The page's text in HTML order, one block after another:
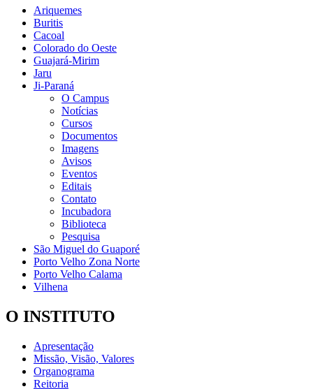
Ariquemes
Buritis
Cacoal
Colorado do Oeste
Guajará-Mirim
Jaru
Ji-Paraná
O Campus
Notícias
Cursos
Documentos
Imagens
Avisos
Eventos
Editais
Contato
Incubadora
Biblioteca
Pesquisa
São Miguel do Guaporé
Porto Velho Zona Norte
Porto Velho Calama
Vilhena
O INSTITUTO
Apresentação
Missão, Visão, Valores
Organograma
Reitoria